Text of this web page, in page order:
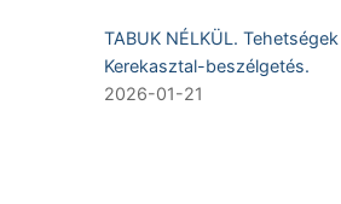
TABUK NÉLKÜL.
Kerekasztal-beszélgetés.
2026-01-21